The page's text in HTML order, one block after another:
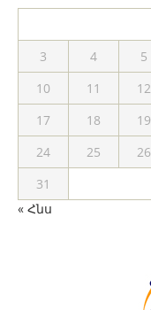
3
4 5
10
11 12
17
18 19
24
25 26
31
« Հնս